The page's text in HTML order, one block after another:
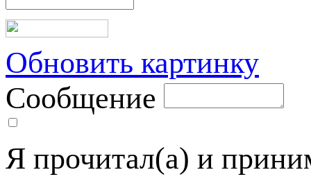
Обновить картинку
Сообщение
Я прочитал(а) и